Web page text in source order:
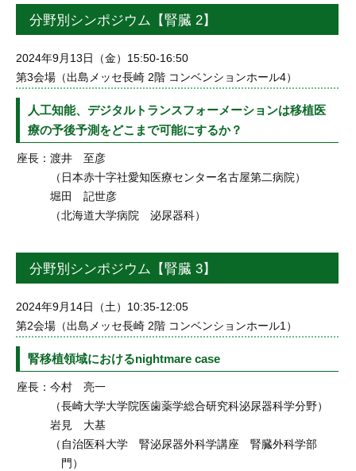
分野別シンポジウム【腎臓 2】
2024年9月13日（金）15:50-16:50
第3会場（出島メッセ長崎 2階 コンベンションホール4）
人工知能、デジタルトランスフォーメーションは移植医
療の予後予測をどこまで可能にするか？
座長： 渡井 至彦
（日本赤十字社愛知医療センター名古屋第二病院）
堀田 記世彦
（北海道大学病院 泌尿器科）
分野別シンポジウム【腎臓 3】
2024年9月14日（土）10:35-12:05
第2会場（出島メッセ長崎 2階 コンベンションホール1）
腎移植領域におけるnightmare case
座長： 今村 亮一
（長崎大学大学院医歯薬学総合研究科泌尿器科学分野）
岩見 大基
（自治医科大学 腎泌尿器外科学講座 腎臓外科学部
門）